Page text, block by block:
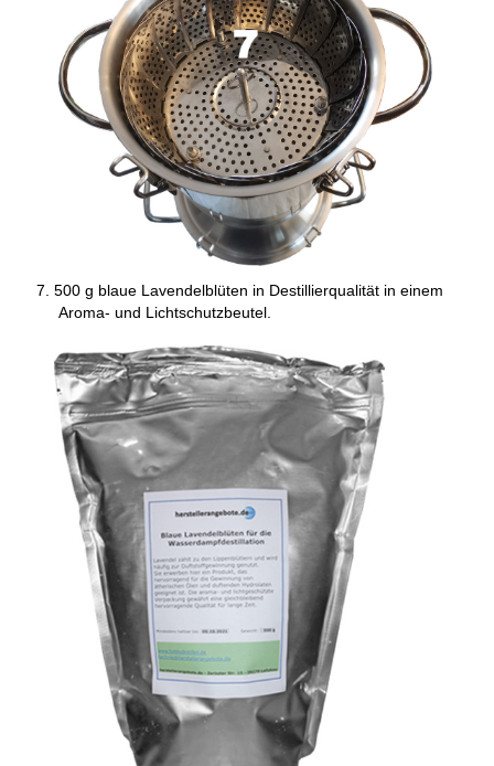
500 g blaue Lavendelblüten in Destillierqualität in einem
Aroma- und Lichtschutzbeutel.